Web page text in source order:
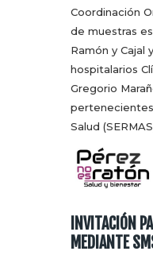
Coordinación
de muestras
Ramón y Cajal
hospitalarios
Gregorio
Salud
INVITACIÓN
MEDIANTE